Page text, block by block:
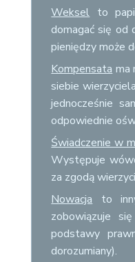
Weksel to
domagać się od
pieniędzy może
Kompensata ma
siebie
jednocześnie
odpowiednie
Świadczenie w
Występuje
za zgodą
Nowacja to
zobowiązuje
podstawy
dorozumiany).